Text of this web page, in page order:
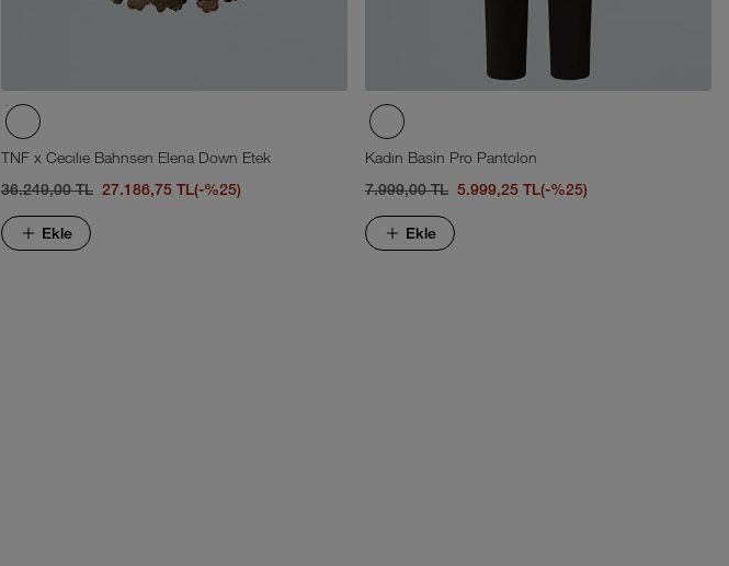
TNF x Cecılıe Bahnsen Elena Down Etek
36.249,00 TL 27.186,75 TL(-%25)
Ekle
Kadın Basin Pro Pantolon
7.999,00 TL 5.999,25 TL(-%25)
Ekle